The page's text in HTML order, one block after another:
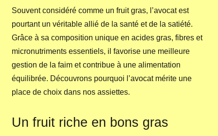
Souvent considéré comme un fruit gras, l’avocat est
pourtant un véritable allié de la santé et de la satiété.
Grâce à sa composition unique en acides gras, fibres et
micronutriments essentiels, il favorise une meilleure
gestion de la faim et contribue à une alimentation
équilibrée. Découvrons pourquoi l’avocat mérite une
place de choix dans nos assiettes.
Un fruit riche en bons gras